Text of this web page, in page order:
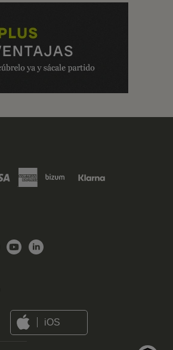
iOS